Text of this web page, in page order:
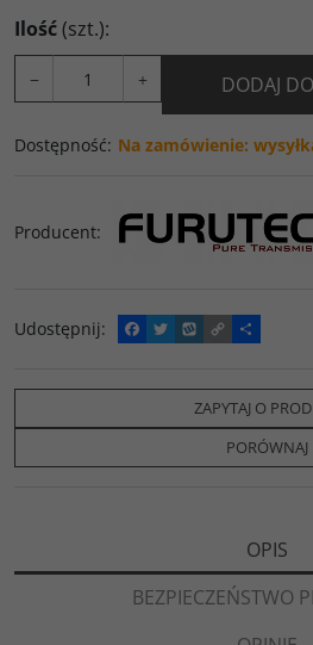
Ilość(szt.):
− + DODAJ
Dostępność: Na zamówienie:
Producent:
Udostępnij:
F
a
e
o
k
T
w
t
e
W
y
o
p
C
o
y
L
i
n
k
P
o
z
i
e
l
s
ZAPYTAJ O
PORÓWNAJ
OPIS
BEZPIECZEŃSTWO